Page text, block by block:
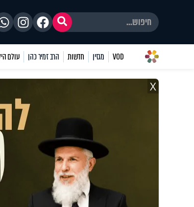
VOD מגזין חדשות הרב זמיר כהן עולם
X